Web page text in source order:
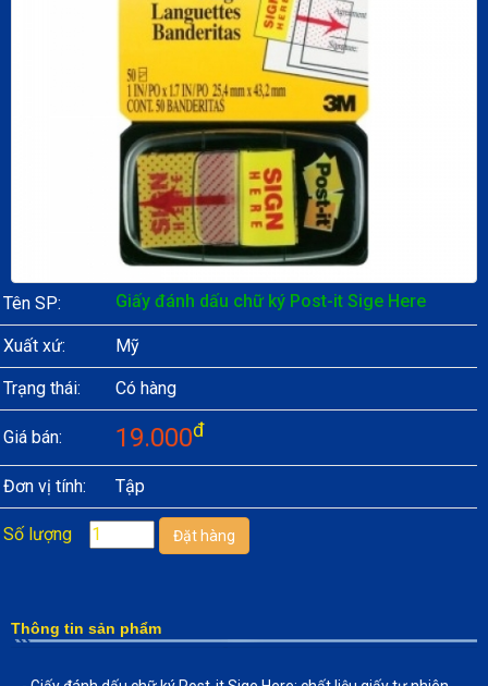
Tên SP: Giấy đánh dấu chữ ký Post-it Sige Here
Xuất xứ: Mỹ
Trạng thái: Có hàng
Giá bán: 19.000đ
Đơn vị tính: Tập
Số lượng
Thông tin sản phẩm